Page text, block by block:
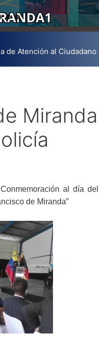
de Atención al Ciudadano
Miranda
al día
de Miranda”